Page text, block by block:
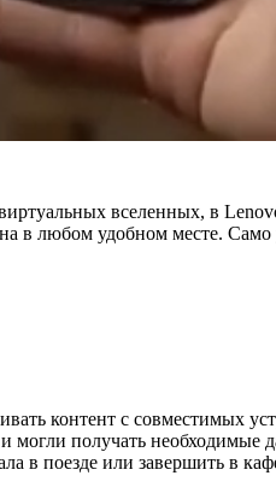
вселенных, в
в любом удобном месте.
контент с совместимых
получать
в поезде или завершить в